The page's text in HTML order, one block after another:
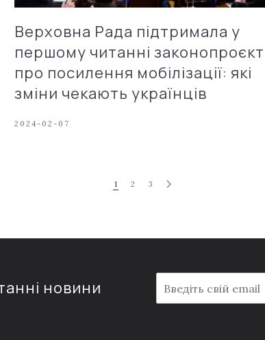
Верховна Рада підтримала у
першому читанні законопроєкт
про посилення мобілізації: які
зміни чекають українців
2024-02-07
1 2 3
новини
m
a